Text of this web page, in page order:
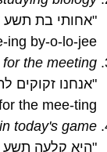
by-o-lo-jee)
the meeting.
the mee-ting)
today's game.